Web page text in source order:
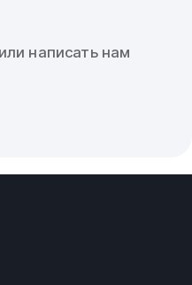
написать нам